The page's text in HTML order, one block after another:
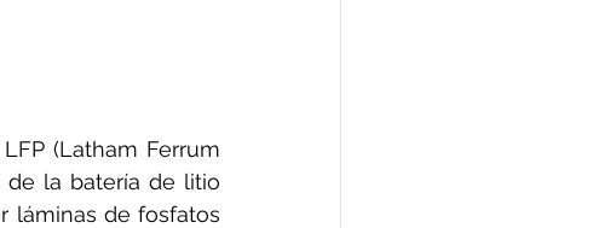
(Latham Ferrum
de la batería de litio
láminas de fosfatos